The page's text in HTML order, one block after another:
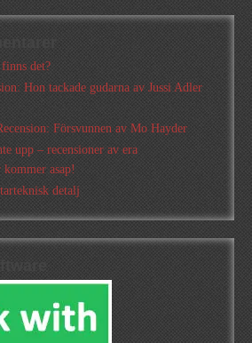
det?
Hon tackade gudarna av Jussi Adler
Försvunnen av Mo Hayder
upp – recensioner av era
kommer asap!
detalj